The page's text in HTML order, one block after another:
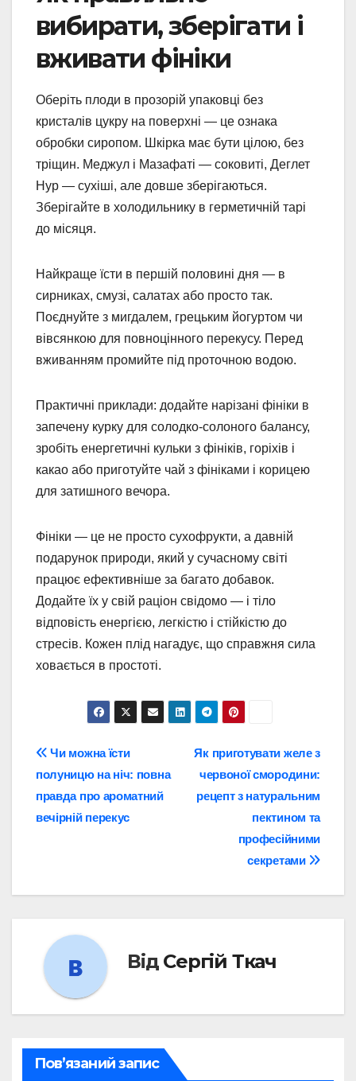
вибирати, зберігати і
вживати фініки
Оберіть плоди в прозорій упаковці без
кристалів цукру на поверхні — це ознака
обробки сиропом. Шкірка має бути цілою, без
тріщин. Меджул і Мазафаті — соковиті, Деглет
Нур — сухіші, але довше зберігаються.
Зберігайте в холодильнику в герметичній тарі
до місяця.
Найкраще їсти в першій половині дня — в
сирниках, смузі, салатах або просто так.
Поєднуйте з мигдалем, грецьким йогуртом чи
вівсянкою для повноцінного перекусу. Перед
вживанням промийте під проточною водою.
Практичні приклади: додайте нарізані фініки в
запечену курку для солодко-солоного балансу,
зробіть енергетичні кульки з фініків, горіхів і
какао або приготуйте чай з фініками і корицею
для затишного вечора.
Фініки — це не просто сухофрукти, а давній
подарунок природи, який у сучасному світі
працює ефективніше за багато добавок.
Додайте їх у свій раціон свідомо — і тіло
відповість енергією, легкістю і стійкістю до
стресів. Кожен плід нагадує, що справжня сила
ховається в простоті.
Навігація
записів
Як приготувати желе з
червоної смородини:
рецепт з натуральним
пектином та
професійними
секретами
Чи можна їсти
полуницю на ніч: повна
правда про ароматний
вечірній перекус
Від Сергій Ткач
Пов’язаний запис